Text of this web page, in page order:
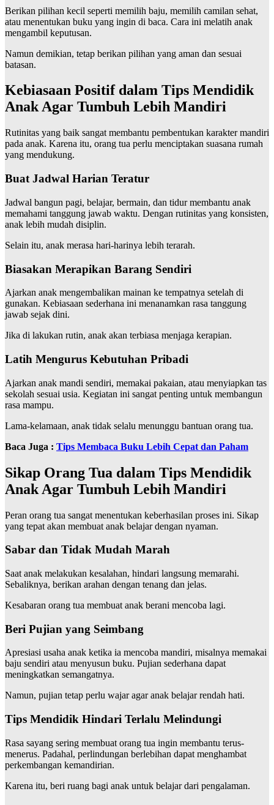
Berikan pilihan kecil seperti memilih baju, memilih camilan sehat,
atau menentukan buku yang ingin di baca. Cara ini melatih anak
mengambil keputusan.
Namun demikian, tetap berikan pilihan yang aman dan sesuai
batasan.
Kebiasaan Positif dalam Tips Mendidik
Anak Agar Tumbuh Lebih Mandiri
Rutinitas yang baik sangat membantu pembentukan karakter mandiri
pada anak. Karena itu, orang tua perlu menciptakan suasana rumah
yang mendukung.
Buat Jadwal Harian Teratur
Jadwal bangun pagi, belajar, bermain, dan tidur membantu anak
memahami tanggung jawab waktu. Dengan rutinitas yang konsisten,
anak lebih mudah disiplin.
Selain itu, anak merasa hari-harinya lebih terarah.
Biasakan Merapikan Barang Sendiri
Ajarkan anak mengembalikan mainan ke tempatnya setelah di
gunakan. Kebiasaan sederhana ini menanamkan rasa tanggung
jawab sejak dini.
Jika di lakukan rutin, anak akan terbiasa menjaga kerapian.
Latih Mengurus Kebutuhan Pribadi
Ajarkan anak mandi sendiri, memakai pakaian, atau menyiapkan tas
sekolah sesuai usia. Kegiatan ini sangat penting untuk membangun
rasa mampu.
Lama-kelamaan, anak tidak selalu menunggu bantuan orang tua.
Baca Juga : Tips Membaca Buku Lebih Cepat dan Paham
Sikap Orang Tua dalam Tips Mendidik
Anak Agar Tumbuh Lebih Mandiri
Peran orang tua sangat menentukan keberhasilan proses ini. Sikap
yang tepat akan membuat anak belajar dengan nyaman.
Sabar dan Tidak Mudah Marah
Saat anak melakukan kesalahan, hindari langsung memarahi.
Sebaliknya, berikan arahan dengan tenang dan jelas.
Kesabaran orang tua membuat anak berani mencoba lagi.
Beri Pujian yang Seimbang
Apresiasi usaha anak ketika ia mencoba mandiri, misalnya memakai
baju sendiri atau menyusun buku. Pujian sederhana dapat
meningkatkan semangatnya.
Namun, pujian tetap perlu wajar agar anak belajar rendah hati.
Tips Mendidik Hindari Terlalu Melindungi
Rasa sayang sering membuat orang tua ingin membantu terus-
menerus. Padahal, perlindungan berlebihan dapat menghambat
perkembangan kemandirian.
Karena itu, beri ruang bagi anak untuk belajar dari pengalaman.